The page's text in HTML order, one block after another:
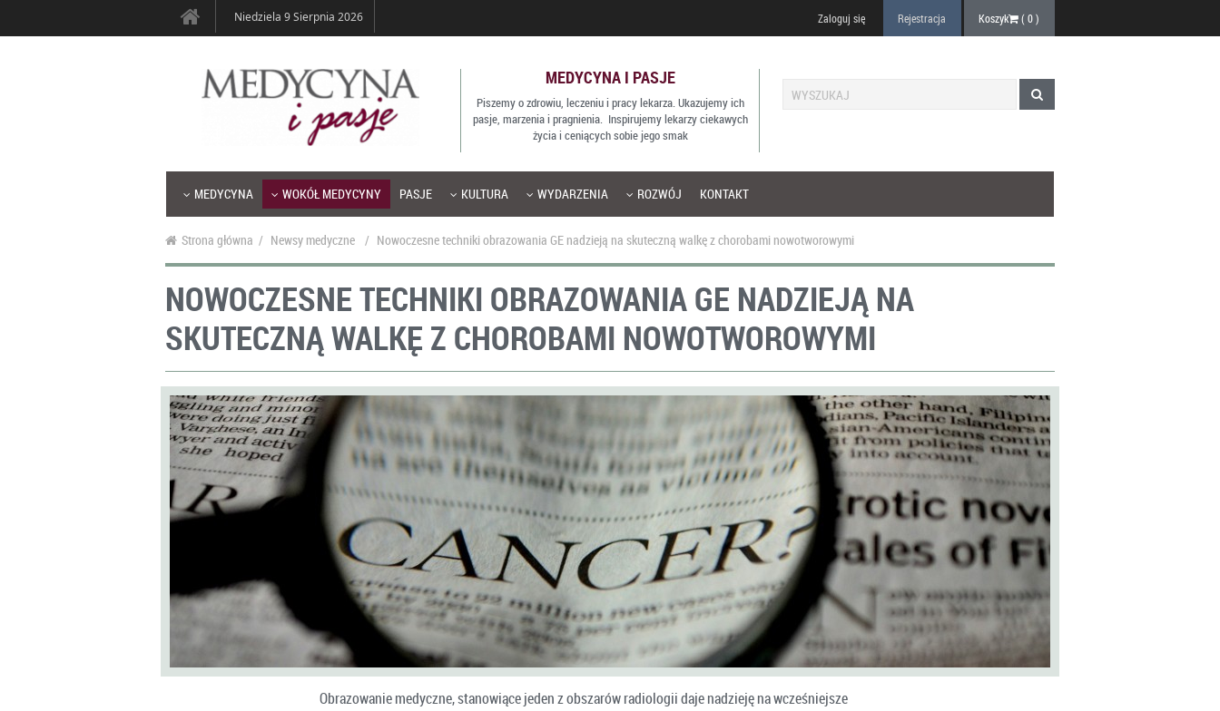
Niedziela 9 Sierpnia 2026 Zaloguj się Rejestracja Koszyk (0)
MEDYCYNA I PASJE
Piszemy o zdrowiu, leczeniu i pracy lekarza. Ukazujemy ich
pasje, marzenia i pragnienia. Inspirujemy lekarzy ciekawych
życia i ceniących sobie jego smak
MEDYCYNA WOKÓŁ MEDYCYNY PASJE KULTURA WYDARZENIA ROZWÓJ KONTAKT
Strona główna / Newsy medyczne / Nowoczesne techniki obrazowania GE nadzieją na skuteczną walkę z chorobami nowotworowymi
NOWOCZESNE TECHNIKI OBRAZOWANIA GE NADZIEJĄ NA
SKUTECZNĄ WALKĘ Z CHOROBAMI NOWOTWOROWYMI
Obrazowanie medyczne, stanowiące jeden z obszarów radiologii daje nadzieję na wcześniejsze